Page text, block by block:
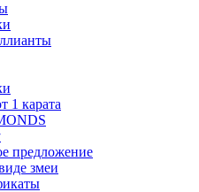
1 карата
предложение
змеи